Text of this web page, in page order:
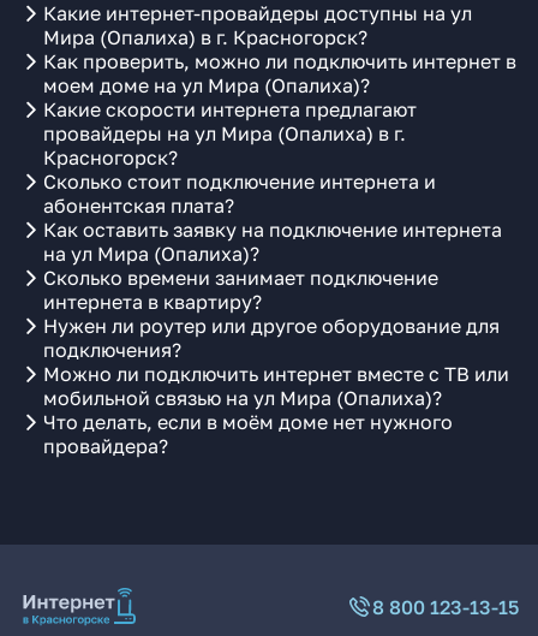
Какие интернет-провайдеры доступны на ул
Мира (Опалиха) в г. Красногорск?
Как проверить, можно ли подключить интернет в
моем доме на ул Мира (Опалиха)?
Какие скорости интернета предлагают
провайдеры на ул Мира (Опалиха) в г.
Красногорск?
Сколько стоит подключение интернета и
абонентская плата?
Как оставить заявку на подключение интернета
на ул Мира (Опалиха)?
Сколько времени занимает подключение
интернета в квартиру?
Нужен ли роутер или другое оборудование для
подключения?
Можно ли подключить интернет вместе с ТВ или
мобильной связью на ул Мира (Опалиха)?
Что делать, если в моём доме нет нужного
провайдера?
8 800 123-13-15